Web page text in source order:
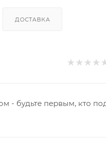
ДОСТАВКА
- будьте первым, кто